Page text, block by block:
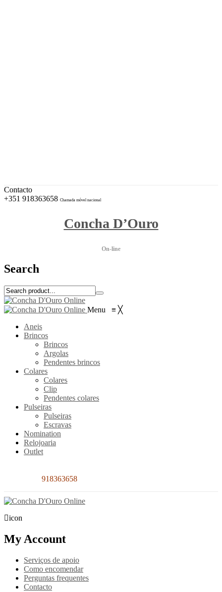
Contacto
+351 918363658 Chamada móvel nacional
Concha D’Ouro
On-line
Search
Menu ≡ ╳
Aneis
Brincos
Brincos
Argolas
Pendentes brincos
Colares
Colares
Clip
Pendentes colares
Pulseiras
Pulseiras
Escravas
Nomination
Relojoaria
Outlet
918363658
icon
My Account
Serviços de apoio
Como encomendar
Perguntas frequentes
Contacto